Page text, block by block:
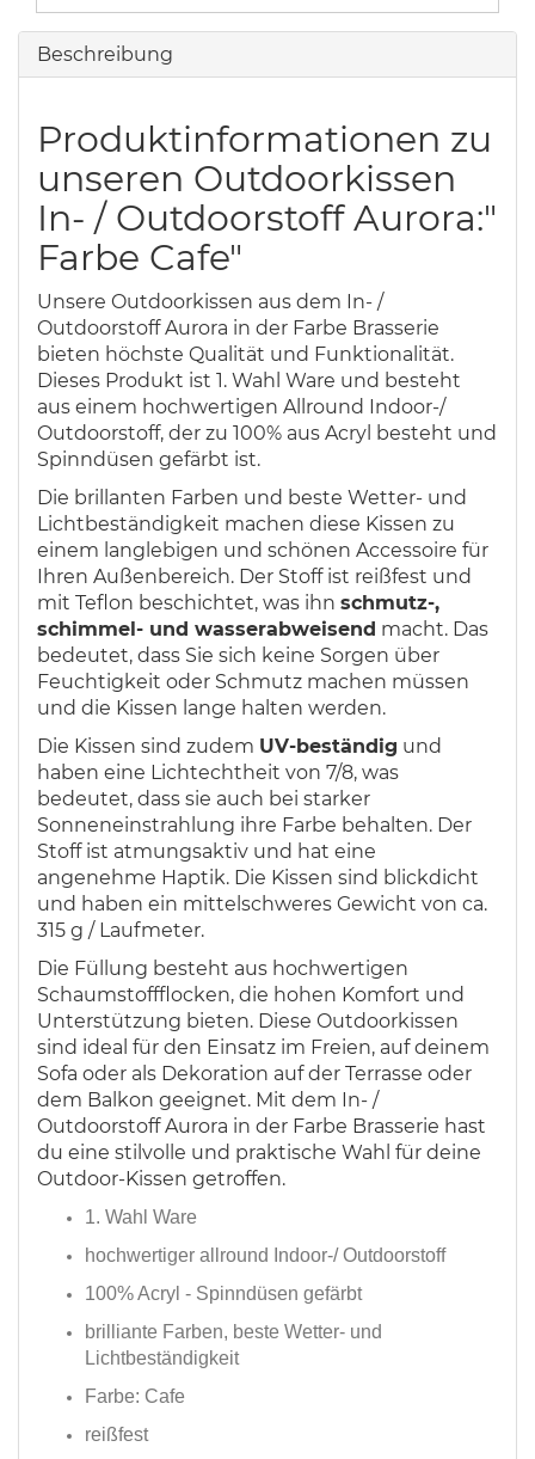
Beschreibung
Produktinformationen zu
unseren Outdoorkissen
In- / Outdoorstoff Aurora:"
Farbe Cafe"
Unsere Outdoorkissen aus dem In- /
Outdoorstoff Aurora in der Farbe Brasserie
bieten höchste Qualität und Funktionalität.
Dieses Produkt ist 1. Wahl Ware und besteht
aus einem hochwertigen Allround Indoor-/
Outdoorstoff, der zu 100% aus Acryl besteht und
Spinndüsen gefärbt ist.
Die brillanten Farben und beste Wetter- und
Lichtbeständigkeit machen diese Kissen zu
einem langlebigen und schönen Accessoire für
Ihren Außenbereich. Der Stoff ist reißfest und
mit Teflon beschichtet, was ihn schmutz-,
schimmel- und wasserabweisend macht. Das
bedeutet, dass Sie sich keine Sorgen über
Feuchtigkeit oder Schmutz machen müssen
und die Kissen lange halten werden.
Die Kissen sind zudem UV-beständig und
haben eine Lichtechtheit von 7/8, was
bedeutet, dass sie auch bei starker
Sonneneinstrahlung ihre Farbe behalten. Der
Stoff ist atmungsaktiv und hat eine
angenehme Haptik. Die Kissen sind blickdicht
und haben ein mittelschweres Gewicht von ca.
315 g / Laufmeter.
Die Füllung besteht aus hochwertigen
Schaumstoffflocken, die hohen Komfort und
Unterstützung bieten. Diese Outdoorkissen
sind ideal für den Einsatz im Freien, auf deinem
Sofa oder als Dekoration auf der Terrasse oder
dem Balkon geeignet. Mit dem In- /
Outdoorstoff Aurora in der Farbe Brasserie hast
du eine stilvolle und praktische Wahl für deine
Outdoor-Kissen getroffen.
1. Wahl Ware
hochwertiger allround Indoor-/ Outdoorstoff
100% Acryl - Spinndüsen gefärbt
brilliante Farben, beste Wetter- und
Lichtbeständigkeit
Farbe: Cafe
reißfest